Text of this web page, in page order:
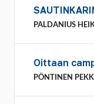
PALDANIUS
Oittaan
PÖNTINEN